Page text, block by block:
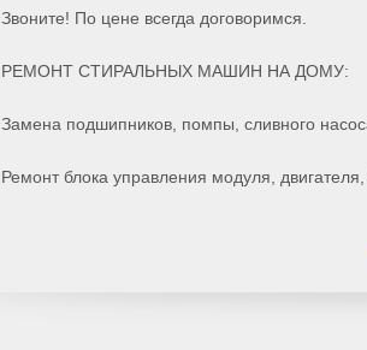
Звоните! По цене всегда договоримся.
РЕМОНТ СТИРАЛЬНЫХ МАШИН НА ДОМУ:
Замена подшипников, помпы, сливного
Ремонт блока управления модуля,